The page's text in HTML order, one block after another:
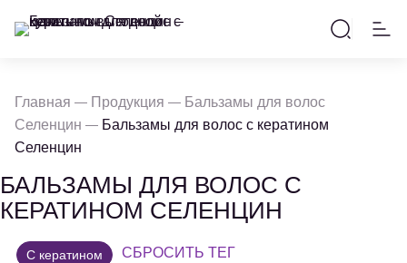
Главная Продукция
Бальзамы для волос
Селенцин
Бальзамы для волос с кератином
Селенцин
БАЛЬЗАМЫ ДЛЯ ВОЛОС С
КЕРАТИНОМ СЕЛЕНЦИН
С кератином СБРОСИТЬ ТЕГ